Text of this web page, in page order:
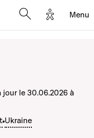
Options
Menu
Ukraine
jour le 30.06.2026 à